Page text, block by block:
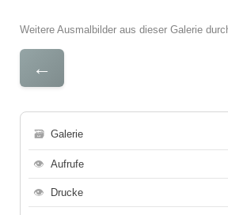
Weitere Ausmalbilder aus dieser Galerie
←
🗃 Galerie
👁 Aufrufe
👁 Drucke